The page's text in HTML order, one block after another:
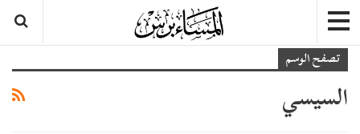
تصفح الوسم
السيسي